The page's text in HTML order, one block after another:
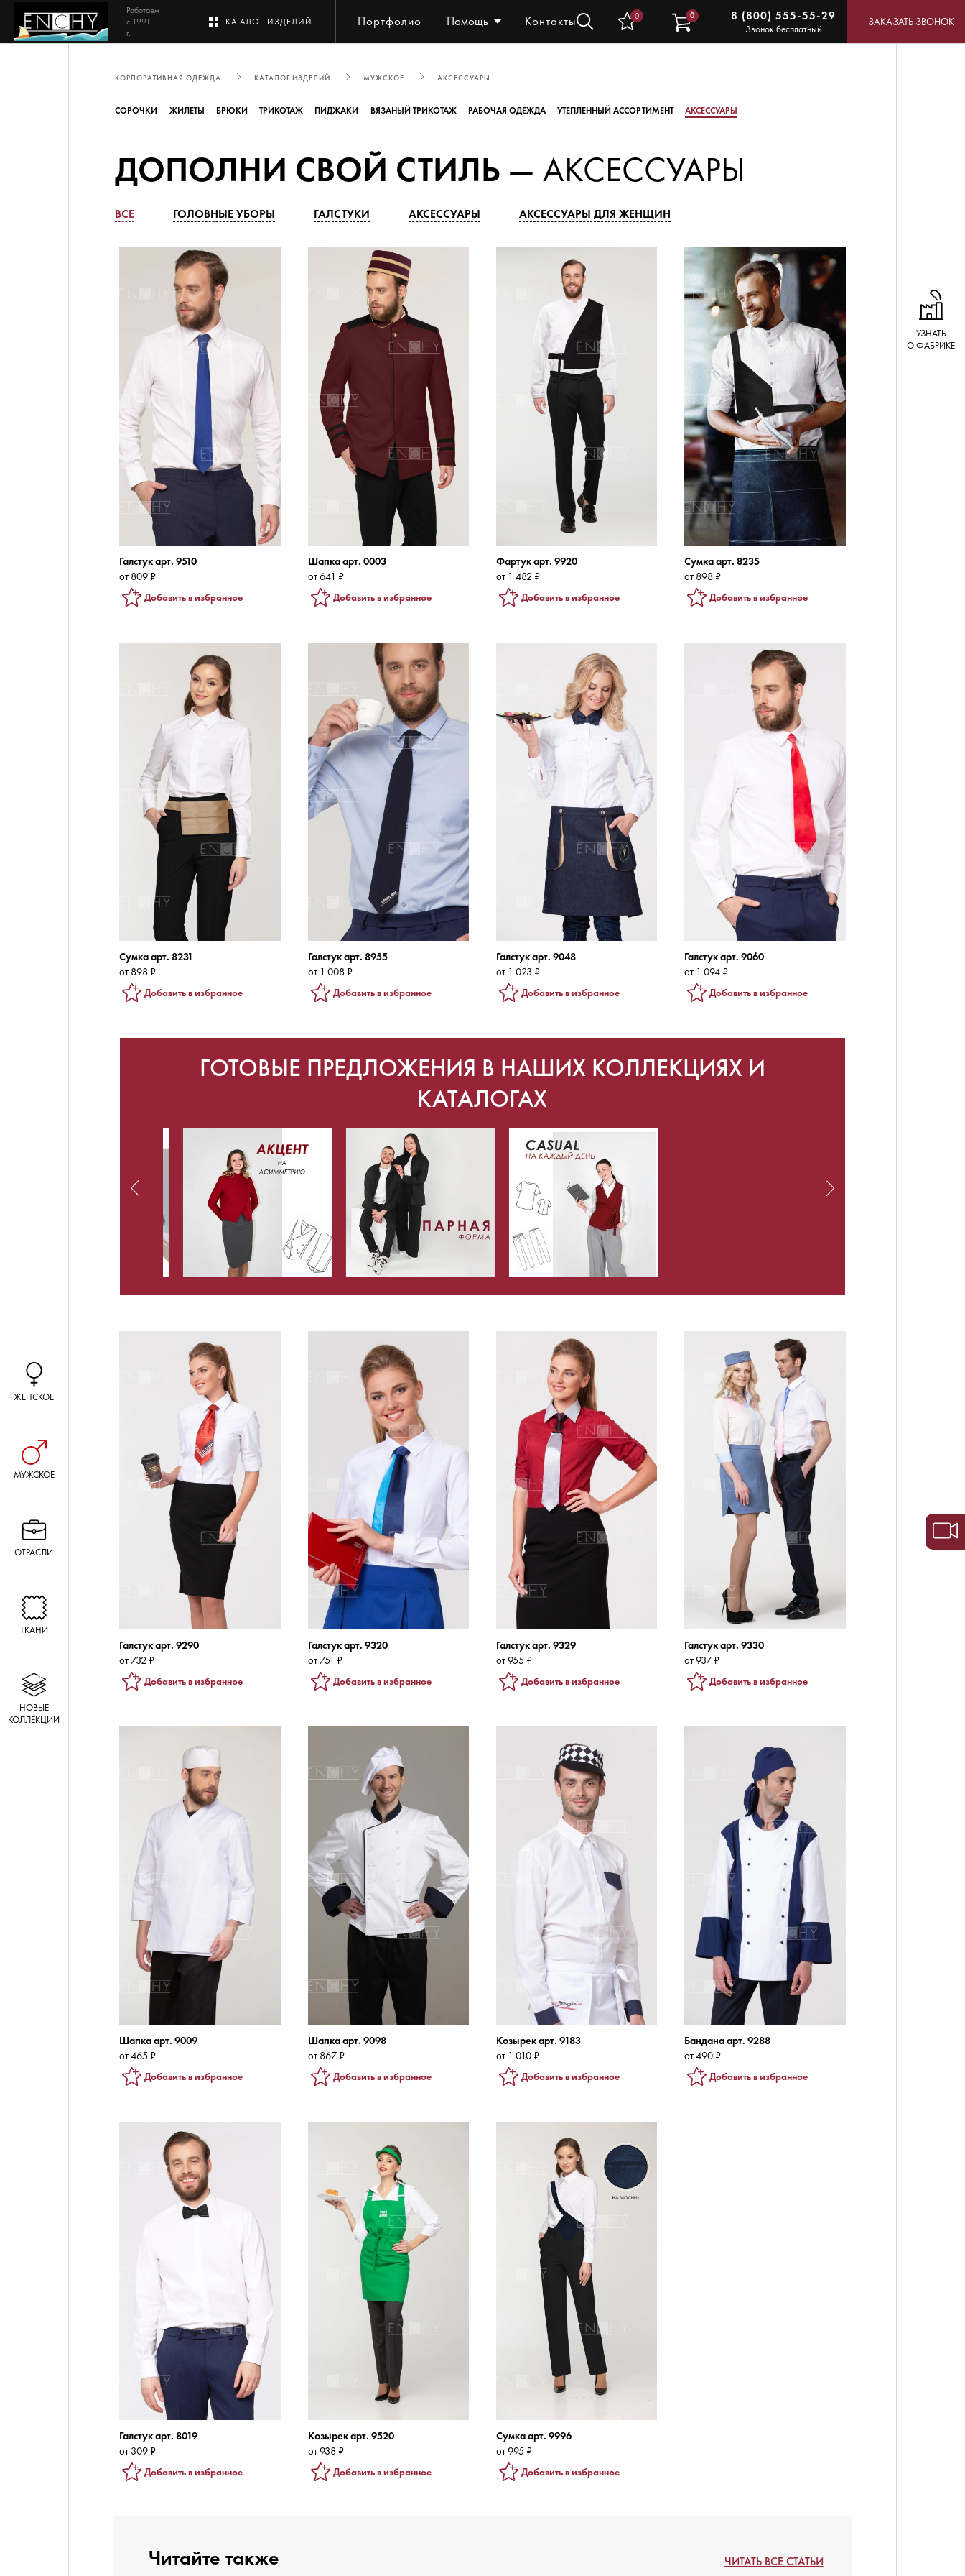
Работаем
с 1991
г.
КАТАЛОГ ИЗДЕЛИЙ Портфолио Помощь Контакты 0 0 8 (800) 555-55-29
Звонок бесплатный
ЗАКАЗАТЬ ЗВОНОК
ЖЕНСКОЕ
МУЖСКОЕ
ОТРАСЛИ
ТКАНИ
НОВЫЕ
КОЛЛЕКЦИИ
КОРПОРАТИВНАЯ ОДЕЖДА КАТАЛОГ ИЗДЕЛИЙ МУЖСКОЕ АКСЕССУАРЫ
СОРОЧКИ ЖИЛЕТЫ БРЮКИ ТРИКОТАЖ ПИДЖАКИ ВЯЗАНЫЙ ТРИКОТАЖ РАБОЧАЯ ОДЕЖДА УТЕПЛЕННЫЙ АССОРТИМЕНТ АКСЕССУАРЫ
ДОПОЛНИ СВОЙ СТИЛЬ — АКСЕССУАРЫ
ВСЕ ГОЛОВНЫЕ УБОРЫ ГАЛСТУКИ АКСЕССУАРЫ АКСЕССУАРЫ ДЛЯ ЖЕНЩИН
Галстук арт. 9510
от 809 ₽
Добавить в избранное
Шапка арт. 0003
от 641 ₽
Добавить в избранное
Фартук арт. 9920
от 1 482 ₽
Добавить в избранное
Сумка арт. 8235
от 898 ₽
Добавить в избранное
Сумка арт. 8231
от 898 ₽
Добавить в избранное
Галстук арт. 8955
от 1 008 ₽
Добавить в избранное
Галстук арт. 9048
от 1 023 ₽
Добавить в избранное
Галстук арт. 9060
от 1 094 ₽
Добавить в избранное
ГОТОВЫЕ ПРЕДЛОЖЕНИЯ В НАШИХ КОЛЛЕКЦИЯХ И
КАТАЛОГАХ
Галстук арт. 9290
от 732 ₽
Добавить в избранное
Галстук арт. 9320
от 751 ₽
Добавить в избранное
Галстук арт. 9329
от 955 ₽
Добавить в избранное
Галстук арт. 9330
от 937 ₽
Добавить в избранное
Шапка арт. 9009
от 465 ₽
Добавить в избранное
Шапка арт. 9098
от 867 ₽
Добавить в избранное
Козырек арт. 9183
от 1 010 ₽
Добавить в избранное
Бандана арт. 9288
от 490 ₽
Добавить в избранное
Галстук арт. 8019
от 309 ₽
Добавить в избранное
Козырек арт. 9520
от 938 ₽
Добавить в избранное
Сумка арт. 9996
от 995 ₽
Добавить в избранное
Читайте также ЧИТАТЬ ВСЕ СТАТЬИ
УЗНАТЬ
О ФАБРИКЕ